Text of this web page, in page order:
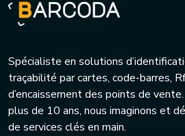
Spécialiste en solutions
traçabilité par cartes, code-barres,
d’encaissement des points de
plus de 10 ans, nous imaginons et
de services clés en main.